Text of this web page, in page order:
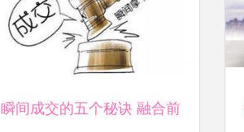
瞬间成交的五个秘诀 融合前